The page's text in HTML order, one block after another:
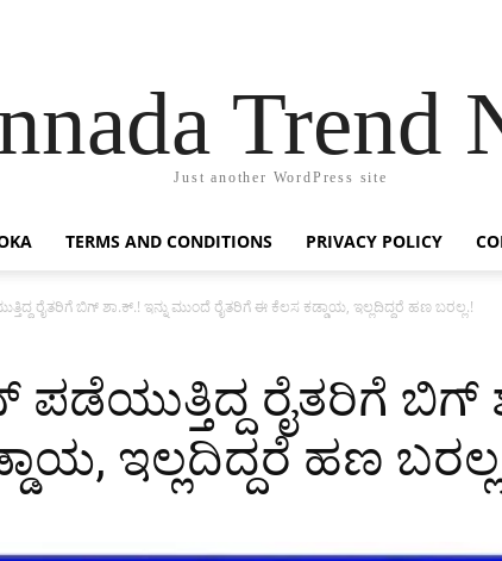
Trend
Just another WordPress site
TERMS AND CONDITIONS PRIVACY POLICY
ರೈತರಿಗೆ ಬಿಗ್ ಶಾ.ಕ್.! ಇನ್ನು ಮುಂದೆ ರೈತರಿಗೆ ಈ ಕೆಲಸ ಕಡ್ಡಾಯ, ಇಲ್ಲದಿದ್ದರೆ ಹಣ ಬರಲ್ಲ.!
ಪಡೆಯುತ್ತಿದ್ದ ರೈತರಿಗೆ ಬಿಗ್
ಇಲ್ಲದಿದ್ದರೆ ಹಣ